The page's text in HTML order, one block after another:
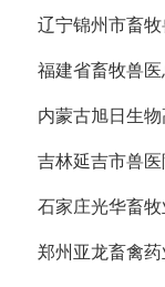
辽宁锦州市畜
福建省畜牧兽
内蒙古旭日生
吉林延吉市兽
石家庄光华畜
郑州亚龙畜禽